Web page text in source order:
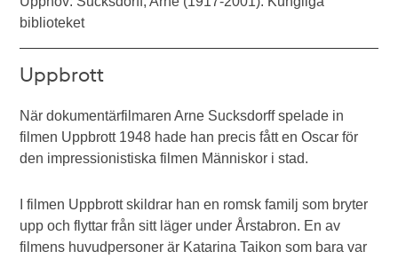
biblioteket
Uppbrott
När dokumentärfilmaren Arne Sucksdorff spelade in
filmen Uppbrott 1948 hade han precis fått en Oscar för
den impressionistiska filmen Människor i stad.
I filmen Uppbrott skildrar han en romsk familj som bryter
upp och flyttar från sitt läger under Årstabron. En av
filmens huvudpersoner är Katarina Taikon som bara var